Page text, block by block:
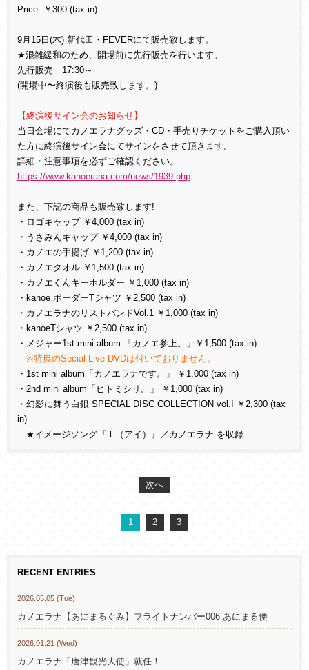
Price: ￥300 (tax in)
9月15日(木) 新代田・FEVERにて販売致します。
★混雑緩和のため、開場前に先行販売を行います。
先行販売 17:30～
(開場中〜終演後も販売致します。)
【終演後サイン会のお知らせ】
当日会場にてカノエラナグッズ・CD・手売りチケットをご購入頂い
た方に終演後サイン会にてサインをさせて頂きます。
詳細・注意事項を必ずご確認ください。
https://www.kanoerana.com/news/1939.php
また、下記の商品も販売致します!
・ロゴキャップ ￥4,000 (tax in)
・うさみんキャップ ￥4,000 (tax in)
・カノエの手提げ ￥1,200 (tax in)
・カノエタオル ￥1,500 (tax in)
・カノエくんキーホルダー ￥1,000 (tax in)
・kanoe ボーダーTシャツ ￥2,500 (tax in)
・カノエラナのリストバンドVol.1 ￥1,000 (tax in)
・kanoeTシャツ ￥2,500 (tax in)
・メジャー1st mini album 「カノエ参上。」￥1,500 (tax in)
※特典のSecial Live DVDは付いておりません。
・1st mini album「カノエラナです。」 ￥1,000 (tax in)
・2nd mini album「ヒトミシリ。」 ￥1,000 (tax in)
・幻影に舞う白銀 SPECIAL DISC COLLECTION vol.I ￥2,300 (tax
in)
★イメージソング『Ｉ（アイ）』／カノエラナ を収録
次へ
1 2 3
RECENT ENTRIES
2026.05.05 (Tue)
カノエラナ【あにまるぐみ】フライトナンバー006 あにまる便
2026.01.21 (Wed)
カノエラナ「唐津観光大使」就任！